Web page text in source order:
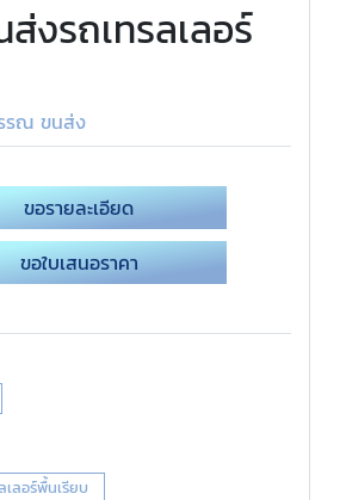
งรถเทรลเลอร์
รณ ขนส่ง
ขอรายละเอียด
ขอใบเสนอราคา
เลอร์พื้นเรียบ